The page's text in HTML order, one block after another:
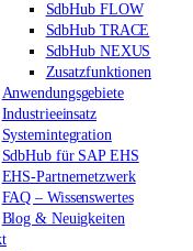
SdbHub FLOW
SdbHub TRACE
SdbHub NEXUS
Zusatzfunktionen
Anwendungsgebiete
Industrieeinsatz
Systemintegration
SdbHub für SAP EHS
EHS-Partnernetzwerk
FAQ – Wissenswertes
Blog & Neuigkeiten